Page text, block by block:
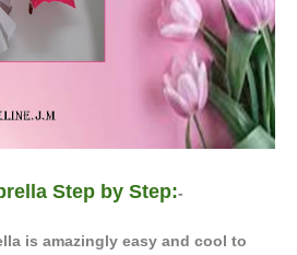
Step by Step:-
is amazingly easy and cool to